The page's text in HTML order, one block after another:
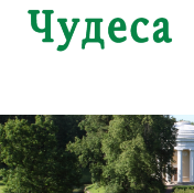
Перейти